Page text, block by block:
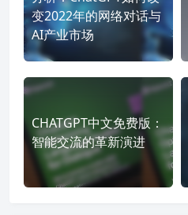
变2022年的网络对话与
AI产业市场
CHATGPT中文免费版：
智能交流的革新演进